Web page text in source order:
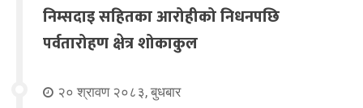
निम्सदाइ सहितका आरोहीको निधनपछि
पर्वतारोहण क्षेत्र शोकाकुल
२० श्रावण २०८३, बुधबार